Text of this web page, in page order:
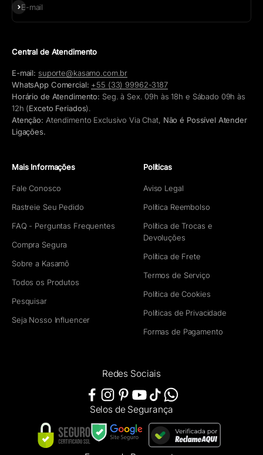
E-mail
Assinar
Central de Atendimento
E-mail: suporte@kasamo.com.br
WhatsApp Comercial: +55 (33) 99962-3187
Horário de Atendimento: Seg. à Sex. 09h às 18h e Sábado 09h às
12h (Exceto Feriados).
Atenção: Atendimento Exclusivo Via Chat, Não é Possível Atender
Ligações.
Mais Informações
Fale Conosco
Rastreie Seu Pedido
FAQ - Perguntas Frequentes
Compra Segura
Sobre a Kasamô
Todos os Produtos
Pesquisar
Seja Nosso Influencer
Políticas
Aviso Legal
Política Reembolso
Política de Trocas e
Devoluções
Política de Frete
Termos de Serviço
Política de Cookies
Políticas de Privacidade
Formas de Pagamento
Redes Sociais
Selos de Segurança